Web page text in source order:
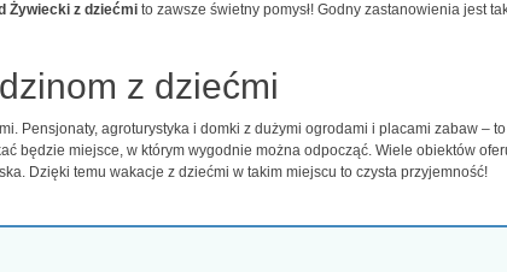
Żywiecki z dziećmi to zawsze świetny pomysł! Godny zastanowienia jest
z dziećmi
Pensjonaty, agroturystyka i domki z dużymi ogrodami i placami zabaw –
będzie miejsce, w którym wygodnie można odpocząć. Wiele obiektów
Dzięki temu wakacje z dziećmi w takim miejscu to czysta przyjemność!